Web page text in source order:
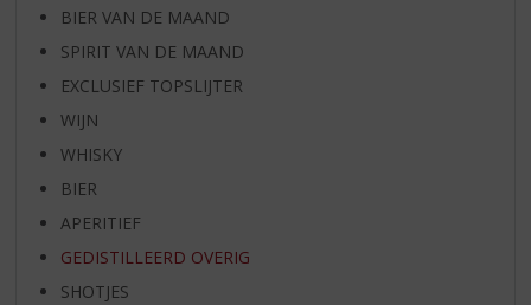
BIER VAN DE MAAND
SPIRIT VAN DE MAAND
EXCLUSIEF TOPSLIJTER
WIJN
WHISKY
BIER
APERITIEF
GEDISTILLEERD OVERIG
SHOTJES